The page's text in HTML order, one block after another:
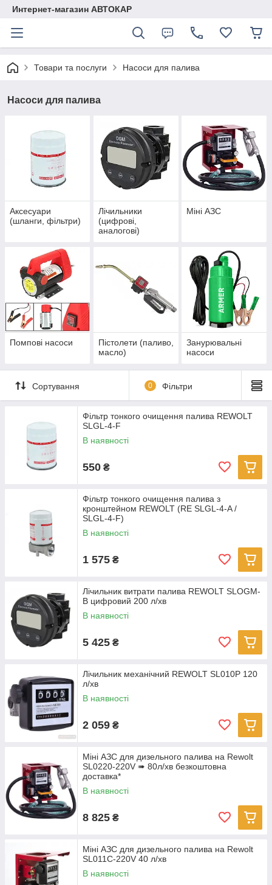
Интернет-магазин АВТОКАР
Товари та послуги Насоси для палива
Насоси для палива
Аксесуари
(шланги, фільтри)
Лічильники
(цифрові,
аналогові)
Міні АЗС
Помпові насоси
Пістолети (паливо,
масло)
Занурювальні
насоси
Сортування 0 Фільтри
Фільтр тонкого очищення палива REWOLT
SLGL-4-F
В наявності
550 ₴
Фільтр тонкого очищення палива з
кронштейном REWOLT (RE SLGL-4-A /
SLGL-4-F)
В наявності
1 575 ₴
Лічильник витрати палива REWOLT SLOGM-
B цифровий 200 л/хв
В наявності
5 425 ₴
Лічильник механічний REWOLT SL010P 120
л/хв
В наявності
2 059 ₴
Міні АЗС для дизельного палива на Rewolt
SL0220-220V ➠ 80л/хв безкоштовна
доставка*
В наявності
8 825 ₴
Міні АЗС для дизельного палива на Rewolt
SL011C-220V 40 л/хв
В наявності